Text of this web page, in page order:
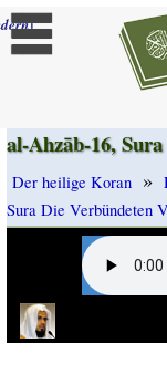
]
al-Ahzāb-16,
Der heilige Koran »
Sura Die Verbündeten